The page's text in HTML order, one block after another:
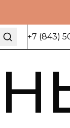
+7 (843)